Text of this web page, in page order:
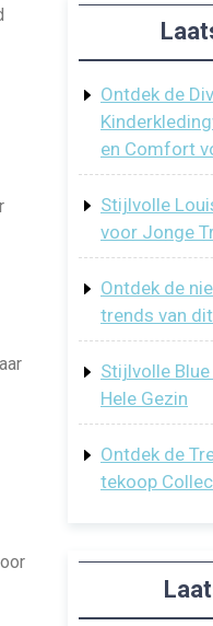
Ontdek de
en Comfort
Stijlvolle
voor Jonge
Ontdek de
trends van
Stijlvolle
Hele Gezin
Ontdek de
tekoop